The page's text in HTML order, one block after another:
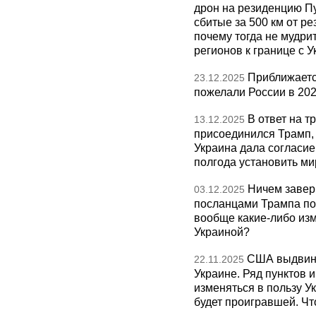
дрон на резиденцию
сбитые за 500 км от
почему тогда не
регионов к границе с
23.12.2025
пожелали России в
13.12.2025 В ответ на
присоединился
Украина дала
полгода установить
03.12.2025 Ничем
посланцами Трампа
вообще какие-либо
Украиной?
22.11.2025 США
Украине. Ряд пунктов
изменяться в пользу
будет проигравшей.